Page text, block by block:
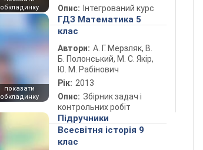
обкладинку
Опис: Інтегрований курс
показати
обкладинку
ГДЗ Математика 5
клас
Автори: А. Г. Мерзляк, В.
Б. Полонський, М. С. Якір,
Ю. М. Рабінович
Рік: 2013
Опис: Збірник задач і
контрольних робіт
Підручники
Всесвітня історія 9
клас